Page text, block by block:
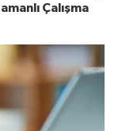
Çalışma